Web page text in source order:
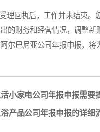
回执后，工作并未结束。
的财务和经营情况，调整
尔巴尼亚公司年报申报，将
小家电公司年报申报需要
产品公司年报申报的详细